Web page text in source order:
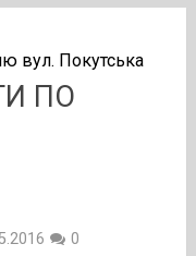
вул. Покутська
ПО
0